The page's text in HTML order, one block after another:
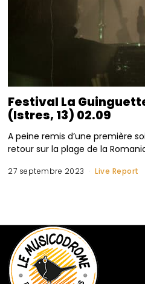
Festival La
(Istres, 13) 02.09
A peine remis d’une première
retour sur la plage de la
27 septembre 2023 Live Report